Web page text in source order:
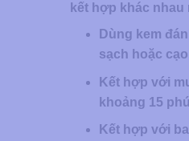
kết hợp khác nhau
Dùng kem
sạch hoặc
Kết hợp với
khoảng 15
Kết hợp với